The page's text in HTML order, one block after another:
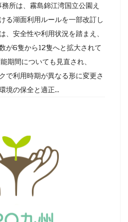
所は、霧島錦江湾国立公園え
る湖面利用ルールを一部改訂し
、安全性や利用状況を踏まえ、
が6隻から12隻へと拡大されて
期間についても見直され、
で利用時期が異なる形に変更さ
境の保全と適正...